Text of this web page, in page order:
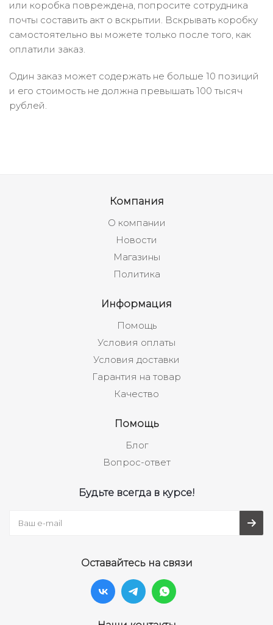
или коробка повреждена, попросите сотрудника
почты составить акт о вскрытии. Вскрывать коробку
самостоятельно вы можете только после того, как
оплатили заказ.
Один заказ может содержать не больше 10 позиций
и его стоимость не должна превышать 100 тысяч
рублей.
Компания
О компании
Новости
Магазины
Политика
Информация
Помощь
Условия оплаты
Условия доставки
Гарантия на товар
Качество
Помощь
Блог
Вопрос-ответ
Будьте всегда в курсе!
Оставайтесь на связи